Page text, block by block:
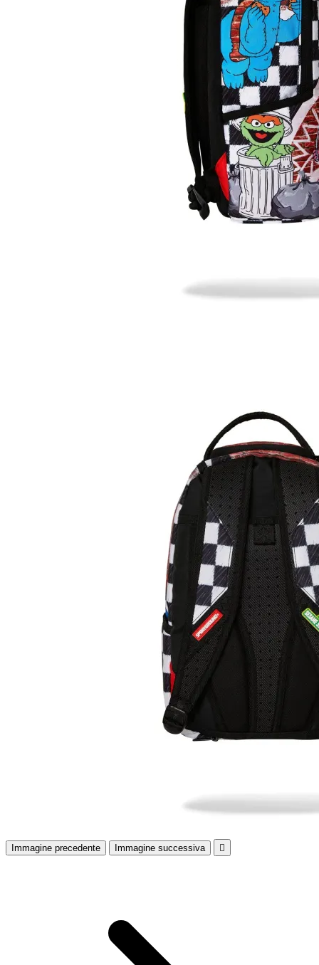
Immagine precedente Immagine successiva 